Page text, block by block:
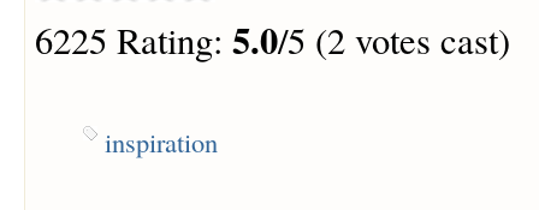
6225 Rating: 5.0/5 (2 votes cast)
inspiration